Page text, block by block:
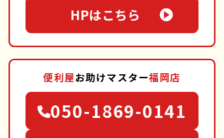
HPはこちら
便利屋お助けマスター福岡店
050-1869-0141